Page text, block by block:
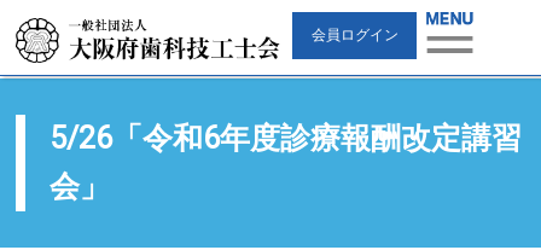
会員ログイン
5/26「令和6年度診療報酬改定講習
会」